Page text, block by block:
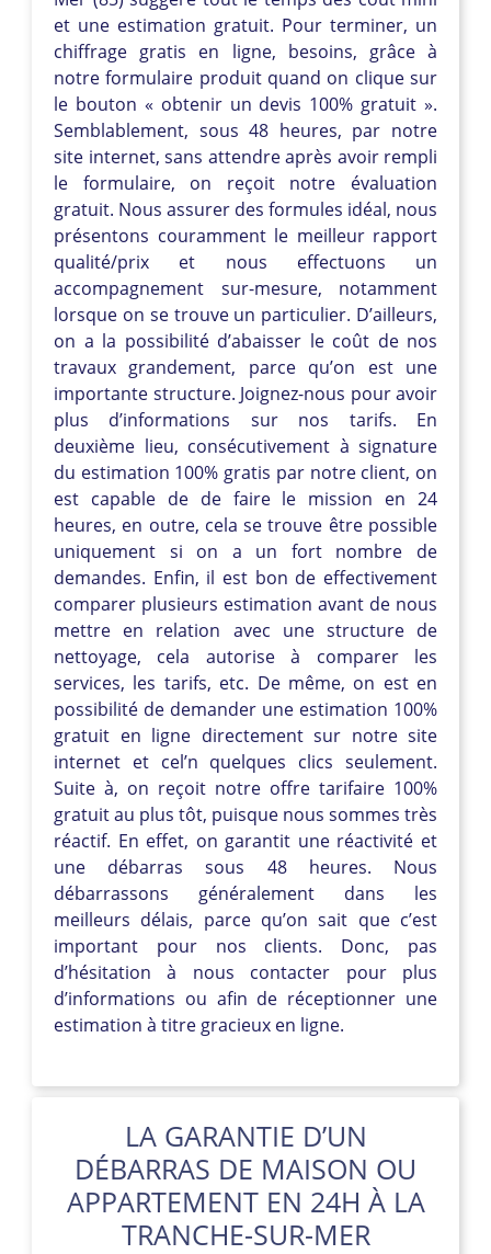
et une estimation gratuit. Pour terminer, un
chiffrage gratis en ligne, besoins, grâce à
notre formulaire produit quand on clique sur
le bouton « obtenir un devis 100% gratuit ».
Semblablement, sous 48 heures, par notre
site internet, sans attendre après avoir rempli
le formulaire, on reçoit notre évaluation
gratuit. Nous assurer des formules idéal, nous
présentons couramment le meilleur rapport
qualité/prix et nous effectuons un
accompagnement sur-mesure, notamment
lorsque on se trouve un particulier. D’ailleurs,
on a la possibilité d’abaisser le coût de nos
travaux grandement, parce qu’on est une
importante structure. Joignez-nous pour avoir
plus d’informations sur nos tarifs. En
deuxième lieu, consécutivement à signature
du estimation 100% gratis par notre client, on
est capable de de faire le mission en 24
heures, en outre, cela se trouve être possible
uniquement si on a un fort nombre de
demandes. Enfin, il est bon de effectivement
comparer plusieurs estimation avant de nous
mettre en relation avec une structure de
nettoyage, cela autorise à comparer les
services, les tarifs, etc. De même, on est en
possibilité de demander une estimation 100%
gratuit en ligne directement sur notre site
internet et cel’n quelques clics seulement.
Suite à, on reçoit notre offre tarifaire 100%
gratuit au plus tôt, puisque nous sommes très
réactif. En effet, on garantit une réactivité et
une débarras sous 48 heures. Nous
débarrassons généralement dans les
meilleurs délais, parce qu’on sait que c’est
important pour nos clients. Donc, pas
d’hésitation à nous contacter pour plus
d’informations ou afin de réceptionner une
estimation à titre gracieux en ligne.
LA GARANTIE D’UN
DÉBARRAS DE MAISON OU
APPARTEMENT EN 24H À LA
TRANCHE-SUR-MER